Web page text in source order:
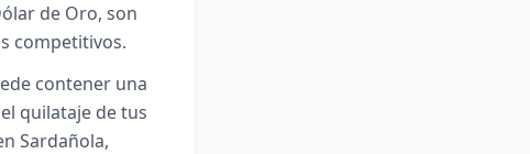
de Oro, son
competitivos.
contener una
quilataje de tus
Sardañola,